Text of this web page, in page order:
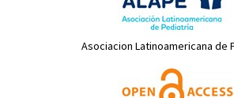
Asociacion Latinoamericana de